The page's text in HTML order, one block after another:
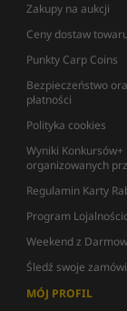
Zakupy na aukcji
Ceny dostaw
Punkty Carp Coins
Bezpieczeństwo
płatności
Polityka cookies
Wyniki Konkursów+
organizowanych
Regulamin Karty
Program
Weekend z
Śledź swoje
MÓJ PROFIL